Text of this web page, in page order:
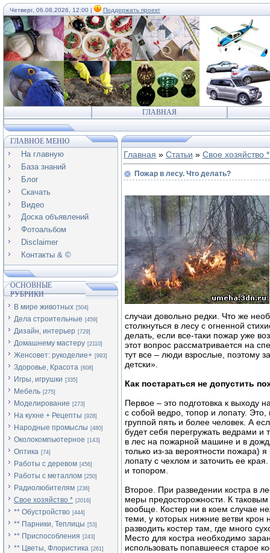
Четверг, 06.08.2026, 12:00 | Поддержать проект
ГЛАВНАЯ
ГЛАВНОЕ МЕНЮ
На главную
База знаний
Блог
Скачать
Видео
Доска объявлений
Фотоальбом
Disclaimer
Контакты & ©
ОСНОВНЫЕ
РУБРИКИ
В мире животных [504]
Дела строительные [459]
Дизайн, интерьер [729]
Домашнему мастеру [2110]
Женсовет: рукоделие+ [993]
Здоровье, Красота [608]
Игры, игрушки [335]
Мебель [275]
Моделирование [273]
На кухне + Рецепты [928]
Народные промыслы [480]
Околокомпьютерное [143]
Оптика [74]
Работы с деревом [456]
Работы с металлом [250]
Радиолюбителям [236]
Свое хозяйство * [2016]
** Обустройство [444]
** Парники, Теплицы [53]
** Приспособления [243]
** Цветы, Флористика [261]
Главная » Статьи » Свое хозяйство *
Пожар в лесу. Что делать?
случаи довольно редки. Что же
столкнуться в лесу с огненной
делать, если все-таки пожар уже
этот вопрос рассматривается на
тут все – люди взрослые, поэтому
детски».
Как постараться не допустить
Первое – это подготовка к выходу
с собой ведро, топор и лопату.
группой пять и более человек. А
будет себя перегружать ведрами и
в лес на пожарной машине и в
только из-за вероятности пожара)
лопату с чехлом и заточить ее
и топором.
Второе. При разведении костра в
меры предосторожности. К
вообще. Костер ни в коем случае
теми, у которых нижние ветви
разводить костер там, где много
Место для костра необходимо
использовать попавшееся старое